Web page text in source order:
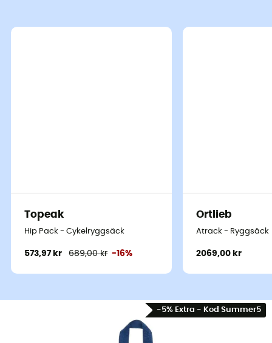
Topeak
Hip Pack - Cykelryggsäck
573,97 kr 689,00 kr -16%
Ortlieb
Atrack - Ryggsäck
2069,00 kr
-5% Extra - Kod Summer5